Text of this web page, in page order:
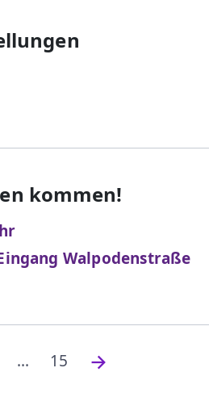
kommen!
Walpodenstraße
... 15